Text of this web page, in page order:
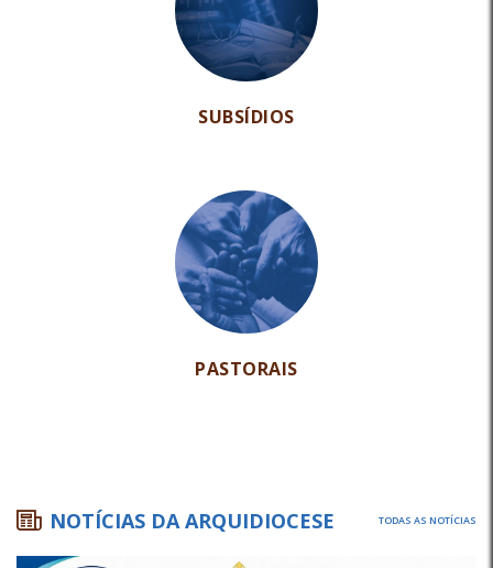
SUBSÍDIOS
PASTORAIS
NOTÍCIAS DA ARQUIDIOCESE TODAS AS NOTÍCIAS